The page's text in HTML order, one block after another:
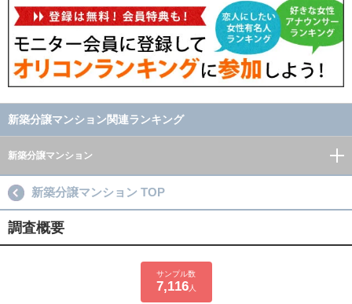
新築分譲マンション関連ランキング
新築分譲マンション
新築分譲マンション TOP
調査概要
サンプル数
7,116人